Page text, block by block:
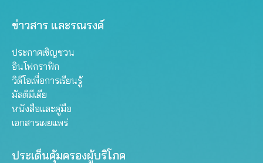
ข่าวสาร และรณรงค์
ประกาศเชิญชวน
อินโฟกราฟิก
วิดีโอเพื่อการเรียนรู้
มัลติมีเดีย
หนังสือและคู่มือ
เอกสารเผยแพร่
ประเด็นคุ้มครองผู้บริโภค